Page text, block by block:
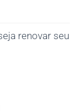
renovar seu